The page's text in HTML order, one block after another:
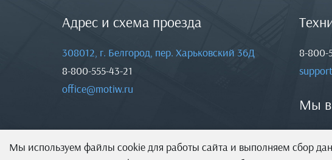
Мы используем файлы cookie для работы сайта и выполняем сбор
Адрес и схема проезда
308012, г. Белгород, пер. Харьковский 36Д
8-800-555-43-21
office@motiw.ru
8-800-
Мы в